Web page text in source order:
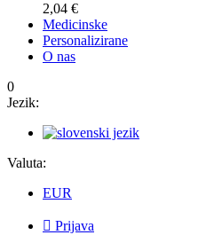
2,04 €
Medicinske
Personalizirane
O nas
0
Jezik:
Valuta:
EUR
 Prijava